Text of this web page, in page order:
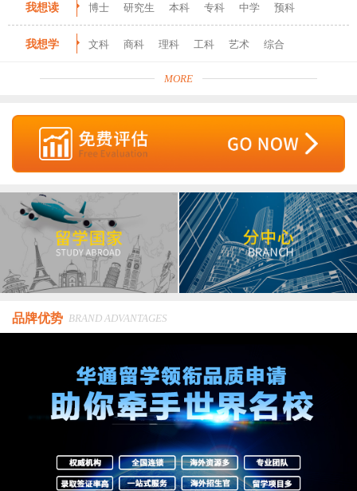
我想读 博士 研究生 本科 专科 中学 预科
我想学 文科 商科 理科 工科 艺术 综合
MORE
品牌优势 BRAND ADVANTAGES